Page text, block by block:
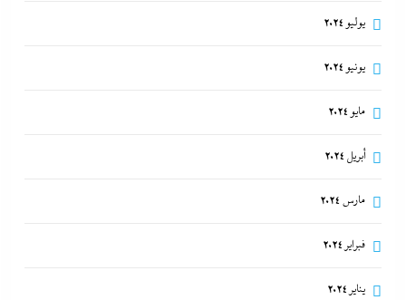
يوليو 2024
يونيو 2024
مايو 2024
أبريل 2024
مارس 2024
فبراير 2024
يناير 2024